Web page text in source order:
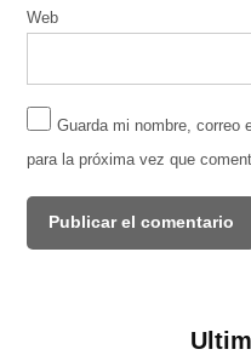
Web
Guarda mi nombre, correo
para la próxima vez que